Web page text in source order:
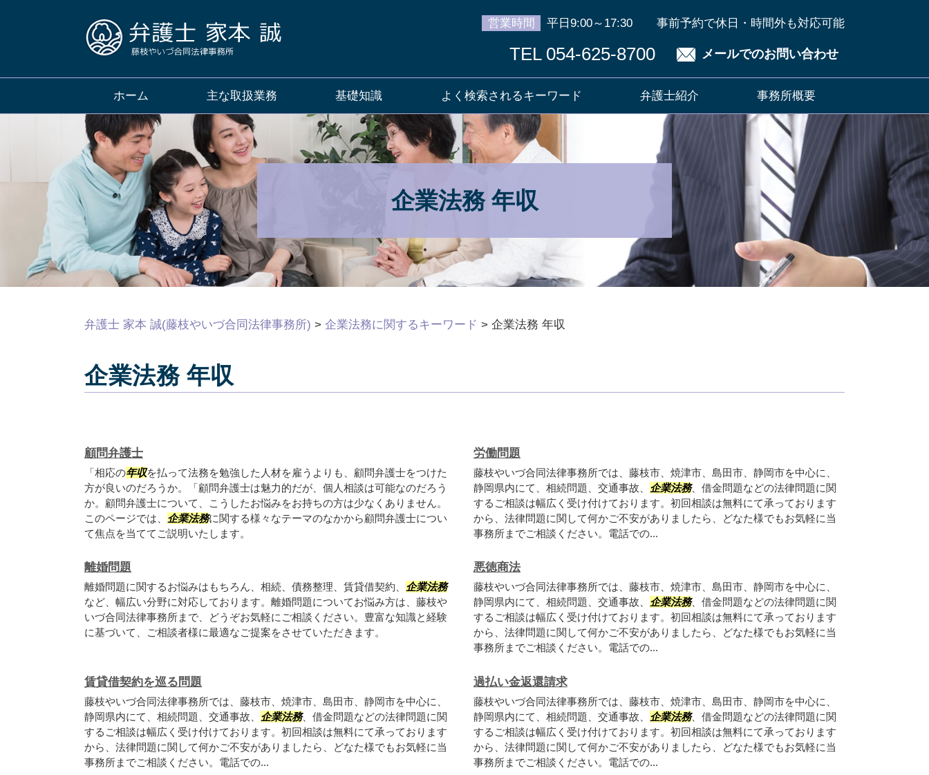
企業法務 年収
営業時間 平日9:00～17:30 事前予約で休日・時間外も対応可能
TEL 054-625-8700 メールでのお問い合わせ
ホーム 主な取扱業務 基礎知識 よく検索されるキーワード 弁護士紹介 事務所概要
弁護士 家本 誠(藤枝やいづ合同法律事務所) > 企業法務に関するキーワード > 企業法務 年収
企業法務 年収
顧問弁護士
「相応の年収を払って法務を勉強した人材を雇うよりも、顧問弁護士をつけた
方が良いのだろうか。「顧問弁護士は魅力的だが、個人相談は可能なのだろう
か。顧問弁護士について、こうしたお悩みをお持ちの方は少なくありません。
このページでは、 企業法務に関する様々なテーマのなかから顧問弁護士につい
て焦点を当ててご説明いたします。
労働問題
藤枝やいづ合同法律事務所では、藤枝市、焼津市、島田市、静岡市を中心に、
静岡県内にて、相続問題、交通事故、 企業法務、借金問題などの法律問題に関
するご相談は幅広く受け付けております。初回相談は無料にて承っております
から、法律問題に関して何かご不安がありましたら、どなた様でもお気軽に当
事務所までご相談ください。電話での...
離婚問題
離婚問題に関するお悩みはもちろん、相続、債務整理、賃貸借契約、 企業法務
など、幅広い分野に対応しております。離婚問題についてお悩み方は、藤枝や
いづ合同法律事務所まで、どうぞお気軽にご相談ください。豊富な知識と経験
に基づいて、ご相談者様に最適なご提案をさせていただきます。
悪徳商法
藤枝やいづ合同法律事務所では、藤枝市、焼津市、島田市、静岡市を中心に、
静岡県内にて、相続問題、交通事故、 企業法務、借金問題などの法律問題に関
するご相談は幅広く受け付けております。初回相談は無料にて承っております
から、法律問題に関して何かご不安がありましたら、どなた様でもお気軽に当
事務所までご相談ください。電話での...
賃貸借契約を巡る問題
藤枝やいづ合同法律事務所では、藤枝市、焼津市、島田市、静岡市を中心に、
静岡県内にて、相続問題、交通事故、 企業法務、借金問題などの法律問題に関
するご相談は幅広く受け付けております。初回相談は無料にて承っております
から、法律問題に関して何かご不安がありましたら、どなた様でもお気軽に当
事務所までご相談ください。電話での...
過払い金返還請求
藤枝やいづ合同法律事務所では、藤枝市、焼津市、島田市、静岡市を中心に、
静岡県内にて、相続問題、交通事故、 企業法務、借金問題などの法律問題に関
するご相談は幅広く受け付けております。初回相談は無料にて承っております
から、法律問題に関して何かご不安がありましたら、どなた様でもお気軽に当
事務所までご相談ください。電話での...